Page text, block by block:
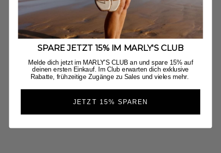
SPARE JETZT 15% IM MARLY'S CLUB
Melde dich jetzt im MARLY'S CLUB an und spare 15% auf
deinen ersten Einkauf. Im Club erwarten dich exklusive
Rabatte, frühzeitige Zugänge zu Sales und vieles mehr.
JETZT 15% SPAREN